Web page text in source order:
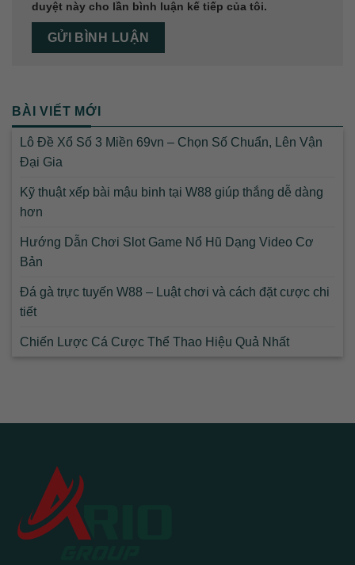
duyệt này cho lần bình luận kế tiếp của tôi.
BÀI VIẾT MỚI
Lô Đề Xổ Số 3 Miền 69vn – Chọn Số Chuẩn, Lên Vận
Đại Gia
Kỹ thuật xếp bài mậu binh tại W88 giúp thắng dễ dàng
hơn
Hướng Dẫn Chơi Slot Game Nổ Hũ Dạng Video Cơ
Bản
Đá gà trực tuyến W88 – Luật chơi và cách đặt cược chi
tiết
Chiến Lược Cá Cược Thể Thao Hiệu Quả Nhất